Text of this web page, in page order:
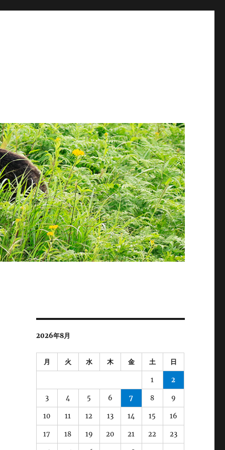
2026年8月
月 火 水 木 金 土 日
1 2
3 4 5 6 7 8 9
10 11 12 13 14 15 16
17 18 19 20 21 22 23